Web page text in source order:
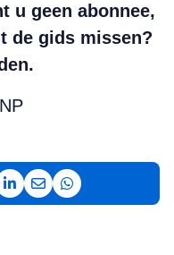
u geen abonnee,
de gids missen?
op Facebook
Deel op LinkedIn
Deel via e-mail
Deel via